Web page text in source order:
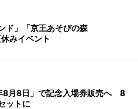
ド」「京王あそびの森
みイベント
8月8日」で記念入場券販売へ 8
ットに